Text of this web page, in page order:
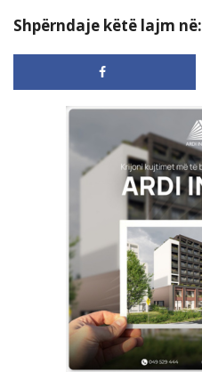
Shpërndaje këtë lajm në: